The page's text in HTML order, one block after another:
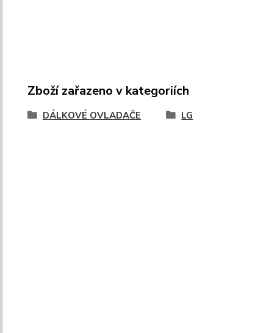
Zboží zařazeno v kategoriích
DÁLKOVÉ OVLADAČE LG